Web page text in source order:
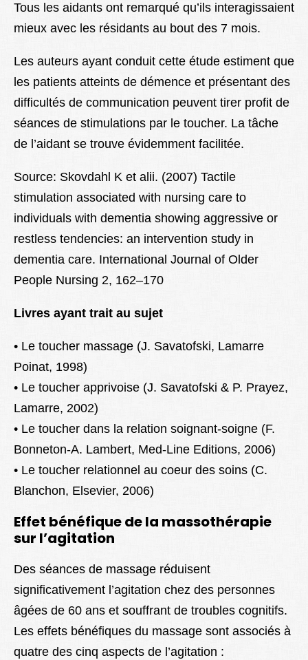
Tous les aidants ont remarqué qu’ils interagissaient
mieux avec les résidants au bout des 7 mois.
Les auteurs ayant conduit cette étude estiment que
les patients atteints de démence et présentant des
difficultés de communication peuvent tirer profit de
séances de stimulations par le toucher. La tâche
de l’aidant se trouve évidemment facilitée.
Source: Skovdahl K et alii. (2007) Tactile
stimulation associated with nursing care to
individuals with dementia showing aggressive or
restless tendencies: an intervention study in
dementia care. International Journal of Older
People Nursing 2, 162–170
Livres ayant trait au sujet
• Le toucher massage (J. Savatofski, Lamarre
Poinat, 1998)
• Le toucher apprivoise (J. Savatofski & P. Prayez,
Lamarre, 2002)
• Le toucher dans la relation soignant-soigne (F.
Bonneton-A. Lambert, Med-Line Editions, 2006)
• Le toucher relationnel au coeur des soins (C.
Blanchon, Elsevier, 2006)
Effet bénéfique de la massothérapie
sur l’agitation
Des séances de massage réduisent
significativement l’agitation chez des personnes
âgées de 60 ans et souffrant de troubles cognitifs.
Les effets bénéfiques du massage sont associés à
quatre des cinq aspects de l’agitation :